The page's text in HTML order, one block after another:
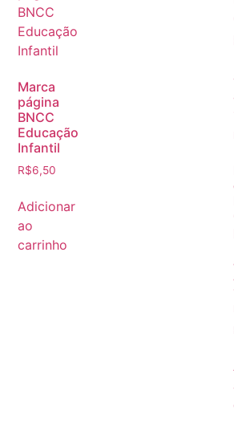
Marca
página
BNCC
Educação
Infantil
R$6,50
Adicionar
ao
carrinho